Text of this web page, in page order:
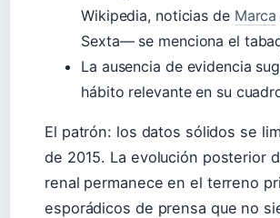
Wikipedia, noticias de Marca
Sexta— se menciona el
La ausencia de evidencia
hábito relevante en su
El patrón: los datos sólidos se
de 2015. La evolución posterior
renal permanece en el terreno
esporádicos de prensa que no